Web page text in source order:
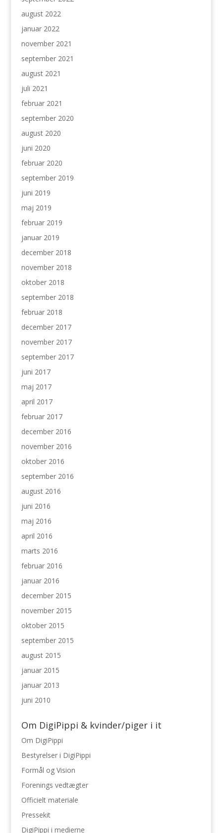
august 2022
januar 2022
november 2021
september 2021
august 2021
juli 2021
februar 2021
september 2020
august 2020
juni 2020
februar 2020
september 2019
juni 2019
maj 2019
februar 2019
januar 2019
december 2018
november 2018
oktober 2018
september 2018
februar 2018
december 2017
november 2017
september 2017
juni 2017
maj 2017
april 2017
februar 2017
december 2016
november 2016
oktober 2016
september 2016
august 2016
juni 2016
maj 2016
april 2016
marts 2016
februar 2016
januar 2016
december 2015
november 2015
oktober 2015
september 2015
august 2015
januar 2015
januar 2013
juni 2010
Om DigiPippi & kvinder/piger i it
Om DigiPippi
Bestyrelser i DigiPippi
Formål og Vision
Forenings vedtægter
Officielt materiale
Pressekit
DigiPippi i medierne